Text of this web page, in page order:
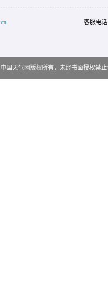
客服电
中国天气网版权所有，未经书面授权